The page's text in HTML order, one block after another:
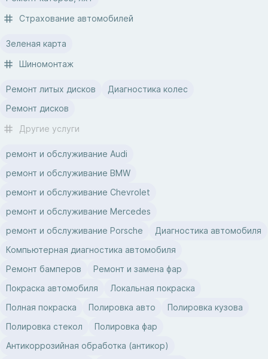
Страхование автомобилей
Зеленая карта
Шиномонтаж
Ремонт литых дисков
Диагностика колес
Ремонт дисков
Другие услуги
ремонт и обслуживание Audi
ремонт и обслуживание BMW
ремонт и обслуживание Chevrolet
ремонт и обслуживание Mercedes
ремонт и обслуживание Porsche
Диагностика автомобиля
Компьютерная диагностика автомобиля
Ремонт бамперов
Ремонт и замена фар
Покраска автомобиля
Локальная покраска
Полная покраска
Полировка авто
Полировка кузова
Полировка стекол
Полировка фар
Антикоррозийная обработка (антикор)